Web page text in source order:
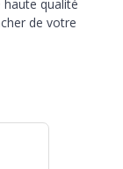
qualité
de votre